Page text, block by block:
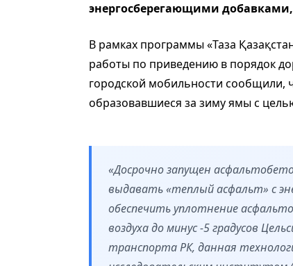
энергосберегающими добавками,
В рамках программы «Таза
работы по приведению в порядок
городской мобильности сообщили,
образовавшиеся за зиму ямы с
«Досрочно запущен
выдавать «теплый асфальт» с
обеспечить уплотнение
воздуха до минус -5 градусов
транспорта РК, данная